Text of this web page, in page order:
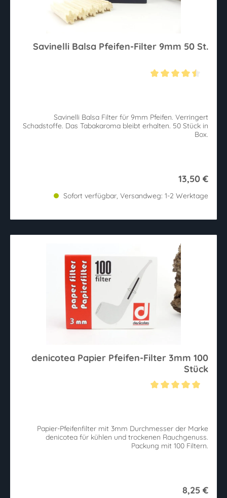
Savinelli Balsa Pfeifen-Filter 9mm 50 St.
Savinelli Balsa Filter für 9mm Pfeifen. Verringert
Schadstoffe. Das Tabakaroma bleibt erhalten. 50 Stück in
Box.
13,50 €
Sofort verfügbar, Versandweg: 1-2 Werktage
denicotea Papier Pfeifen-Filter 3mm 100
Stück
Papier-Pfeifenfilter mit 3mm Durchmesser der Marke
denicotea für kühlen und trockenen Rauchgenuss.
Packung mit 100 Filtern.
8,25 €